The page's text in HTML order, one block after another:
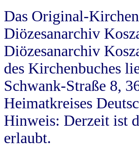
Das Original-
Diözesanarchiv
Diözesanarchiv
des Kirchenbuches
Schwank-Straße 8,
Heimatkreises
Hinweis: Derzeit ist
erlaubt.